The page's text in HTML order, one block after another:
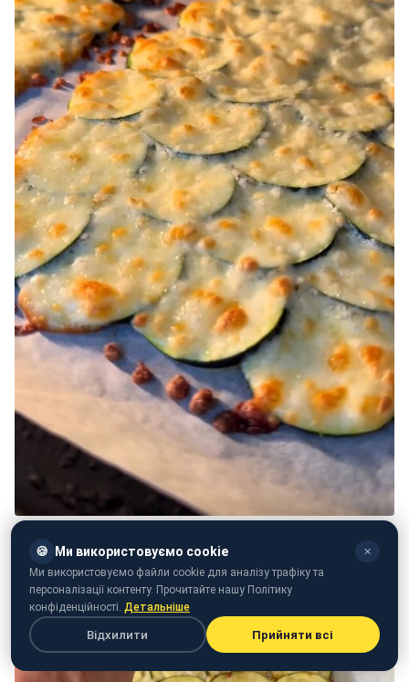
🍪 Ми використовуємо cookie ✕
Ми використовуємо файли cookie для аналізу трафіку та
персоналізації контенту. Прочитайте нашу Політику
конфіденційності. Детальніше
Відхилити Прийняти всі